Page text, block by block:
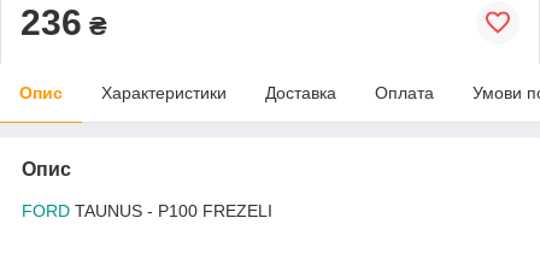
236 ₴
Опис Характеристики Доставка Оплата Умови
Опис
FORD TAUNUS - P100 FREZELI